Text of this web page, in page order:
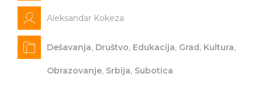
Aleksandar Kokeza
Dešavanja, Društvo, Edukacija, Grad, Kultura,
Obrazovanje, Srbija, Subotica